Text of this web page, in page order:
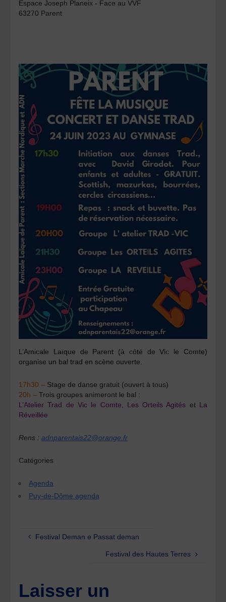
Espace Joseph Planeix - Face au VVF
63270 Parent
L’Amicale Laïque de Parent (à côté de Vic le Comte)
organise un bal trad en scène ouverte.
17h30 – Stage de danse gratuit (ouvert à tous)
20h – Trois groupes animeront le bal :
L’Atelier Trad de Vic le Comte, Les Orteils Agités et La
Réveillée
Rens :adnparentais22@orange.fr
Catégories
Agenda
Puy-de-Dôme agenda
Festival Deman e Passat deman
Festival des Hautes Terres
Laisser un